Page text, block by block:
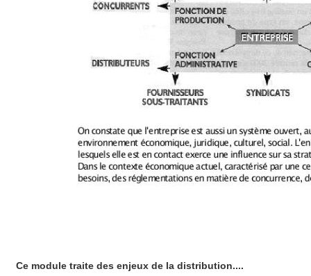
Ce module traite des enjeux de la distribution....